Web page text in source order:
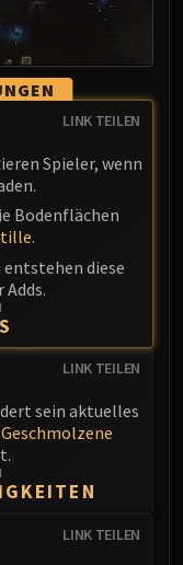
LINK TEILEN
Spieler, wenn
Bodenflächen
.
diese
LINK TEILEN
sein aktuelles
Geschmolzene
LINK TEILEN